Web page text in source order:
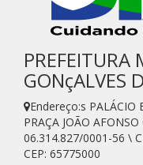
PREFEITURA
GONçALVES
Endereço:s PALÁCIO
PRAÇA JOÃO
06.314.827/0001-56 \
CEP: 65775000